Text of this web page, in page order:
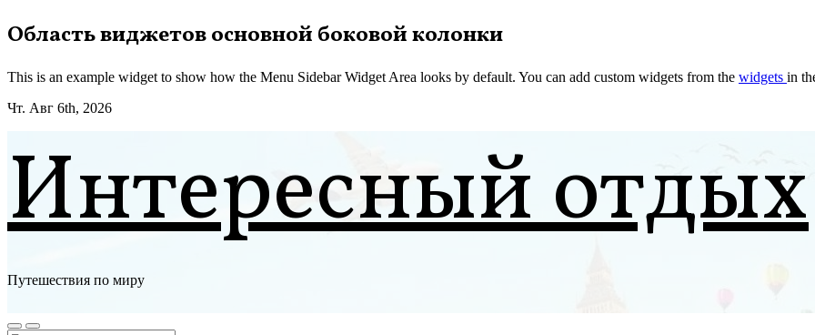
Перейти
к
Область виджетов основной боковой колонки
This is an example widget to show how the Menu Sidebar Widget Area looks by default. You can add custom widgets from the widgets in
Чт. Авг 6th, 2026
Интересный отдых
Путешествия по миру